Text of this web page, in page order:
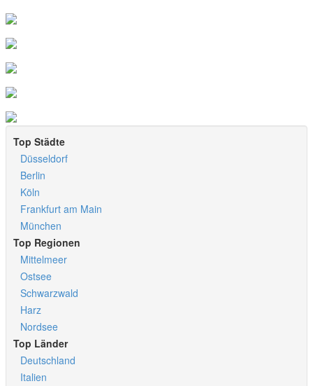
Europas größter Bergpark ruft
Top Städte
Düsseldorf
Berlin
Köln
Frankfurt am Main
München
Top Regionen
Mittelmeer
Ostsee
Schwarzwald
Harz
Nordsee
Top Länder
Deutschland
Italien